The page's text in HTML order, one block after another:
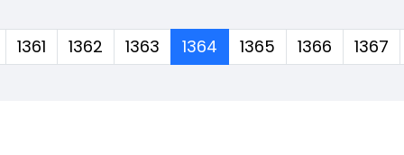
1361 1362 1363 1364(corrente)
1365 1366 1367